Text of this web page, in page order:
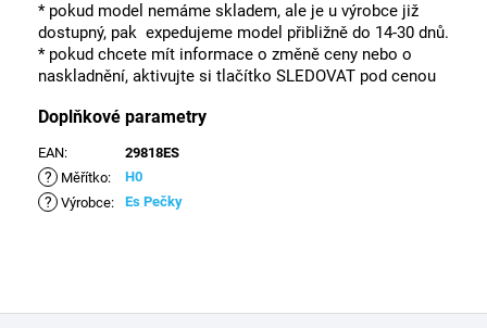
* pokud model nemáme skladem, ale je u výrobce již
dostupný, pak expedujeme model přibližně do 14-30 dnů.
* pokud chcete mít informace o změně ceny nebo o
naskladnění, aktivujte si tlačítko SLEDOVAT pod cenou
Doplňkové parametry
EAN: 29818ES
? Měřítko: H0
? Výrobce: Es Pečky